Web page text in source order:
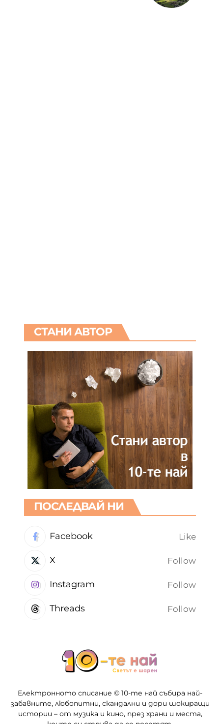
СТАНИ АВТОР
ПОСЛЕДВАЙ НИ
Facebook Like
X Follow
Instagram Follow
Threads Follow
Електронното списание © 10-те най събира най-
забавните, любопитни, скандални и дори шокиращи
истории – от музика и кино, през храни и места,